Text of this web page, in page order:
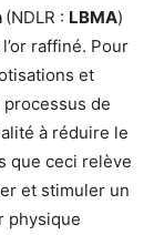
(NDLR : LBMA)
raffiné. Pour
et
de
à réduire le
que ceci relève
et stimuler un
physique